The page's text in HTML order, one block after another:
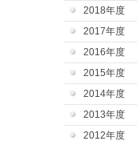
2018年度
2017年度
2016年度
2015年度
2014年度
2013年度
2012年度